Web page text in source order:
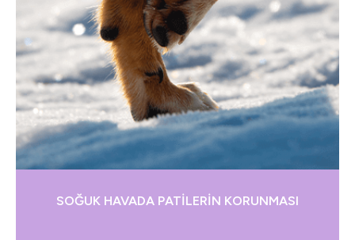
SOĞUK HAVADA PATİLERİN KORUNMASI